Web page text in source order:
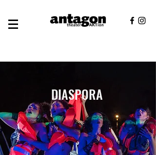
DIASPORA